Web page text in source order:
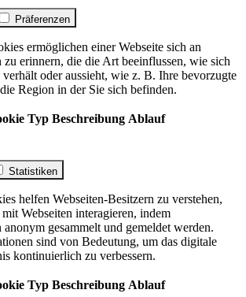
Präferenzen
ermöglichen einer Webseite sich an
erinnern, die die Art beeinflussen, wie sich
verhält oder aussieht, wie z. B. Ihre bevorzugte
Region in der Sie sich befinden.
Typ Beschreibung Ablauf
Statistiken
helfen Webseiten-Besitzern zu verstehen,
Webseiten interagieren, indem
gesammelt und gemeldet werden.
sind von Bedeutung, um das digitale
kontinuierlich zu verbessern.
Typ Beschreibung Ablauf